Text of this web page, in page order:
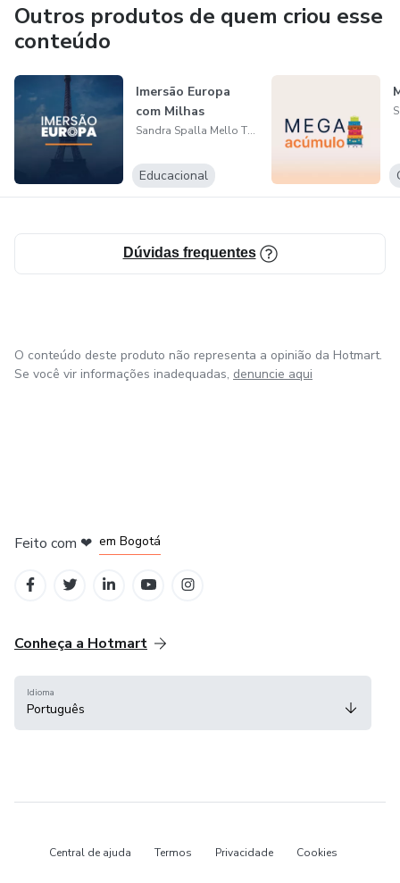
Outros produtos de quem criou esse
conteúdo
Imersão Europa
com Milhas
Sandra Spalla Mello Tinoco
Educacional
Dúvidas frequentes
O conteúdo deste produto não representa a opinião da Hotmart.
Se você vir informações inadequadas, denuncie aqui
Feito com ❤ em Bogotá
Conheça a Hotmart
Idioma
Português
Central de ajuda Termos Privacidade Cookies